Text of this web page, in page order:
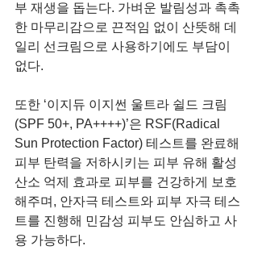
부 재생을 돕는다. 가벼운 발림성과 촉촉
한 마무리감으로 끈적임 없이 산뜻해 데
일리 선크림으로 사용하기에도 부담이
없다.
또한 ‘이지듀 이지썬 울트라 쉴드 크림
(SPF 50+, PA++++)’은 RSF(Radical
Sun Protection Factor) 테스트를 완료해
피부 탄력을 저하시키는 피부 유해 활성
산소 억제 효과로 피부를 건강하게 보호
해주며, 안자극 테스트와 피부 자극 테스
트를 진행해 민감성 피부도 안심하고 사
용 가능하다.